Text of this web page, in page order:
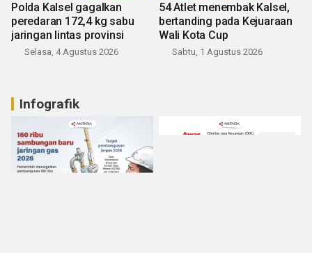
Polda Kalsel gagalkan
peredaran 172,4 kg sabu
jaringan lintas provinsi
Selasa, 4 Agustus 2026
54 Atlet menembak Kalsel,
bertanding pada Kejuaraan
Wali Kota Cup
Sabtu, 1 Agustus 2026
Infografik